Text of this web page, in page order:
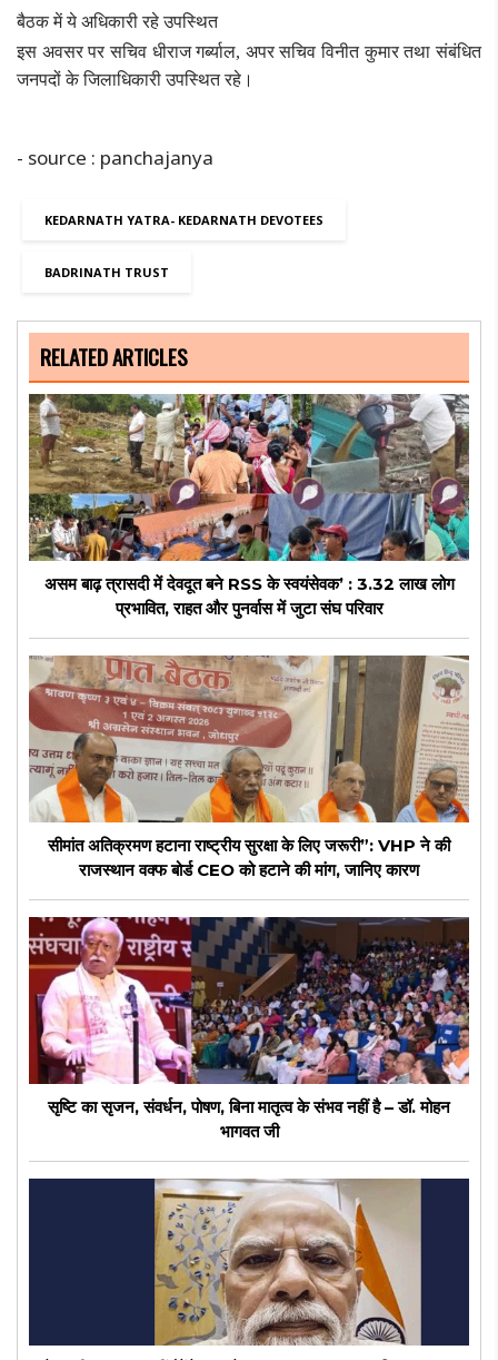
बैठक में ये अधिकारी रहे उपस्थित
इस अवसर पर सचिव धीराज गर्ब्याल, अपर सचिव विनीत कुमार तथा संबंधित
जनपदों के जिलाधिकारी उपस्थित रहे।
- source : panchajanya
KEDARNATH YATRA- KEDARNATH DEVOTEES
BADRINATH TRUST
RELATED ARTICLES
असम बाढ़ त्रासदी में देवदूत बने RSS के स्वयंसेवक’ : 3.32 लाख लोग
प्रभावित, राहत और पुनर्वास में जुटा संघ परिवार
सीमांत अतिक्रमण हटाना राष्ट्रीय सुरक्षा के लिए जरूरी”: VHP ने की
राजस्थान वक्फ बोर्ड CEO को हटाने की मांग, जानिए कारण
सृष्टि का सृजन, संवर्धन, पोषण, बिना मातृत्व के संभव नहीं है – डॉ. मोहन
भागवत जी